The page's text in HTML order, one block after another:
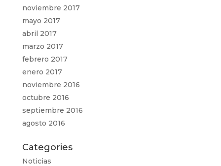
noviembre 2017
mayo 2017
abril 2017
marzo 2017
febrero 2017
enero 2017
noviembre 2016
octubre 2016
septiembre 2016
agosto 2016
Categories
Noticias